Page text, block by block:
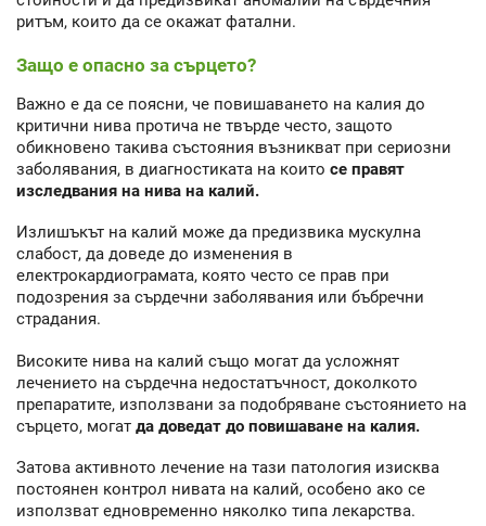
ритъм, които да се окажат фатални.
Защо е опасно за сърцето?
Важно е да се поясни, че повишаването на калия до
критични нива протича не твърде често, защото
обикновено такива състояния възникват при сериозни
заболявания, в диагностиката на които се правят
изследвания на нива на калий.
Излишъкът на калий може да предизвика мускулна
слабост, да доведе до изменения в
електрокардиограмата, която често се прав при
подозрения за сърдечни заболявания или бъбречни
страдания.
Високите нива на калий също могат да усложнят
лечението на сърдечна недостатъчност, доколкото
препаратите, използвани за подобряване състоянието на
сърцето, могат да доведат до повишаване на калия.
Затова активното лечение на тази патология изисква
постоянен контрол нивата на калий, особено ако се
използват едновременно няколко типа лекарства.